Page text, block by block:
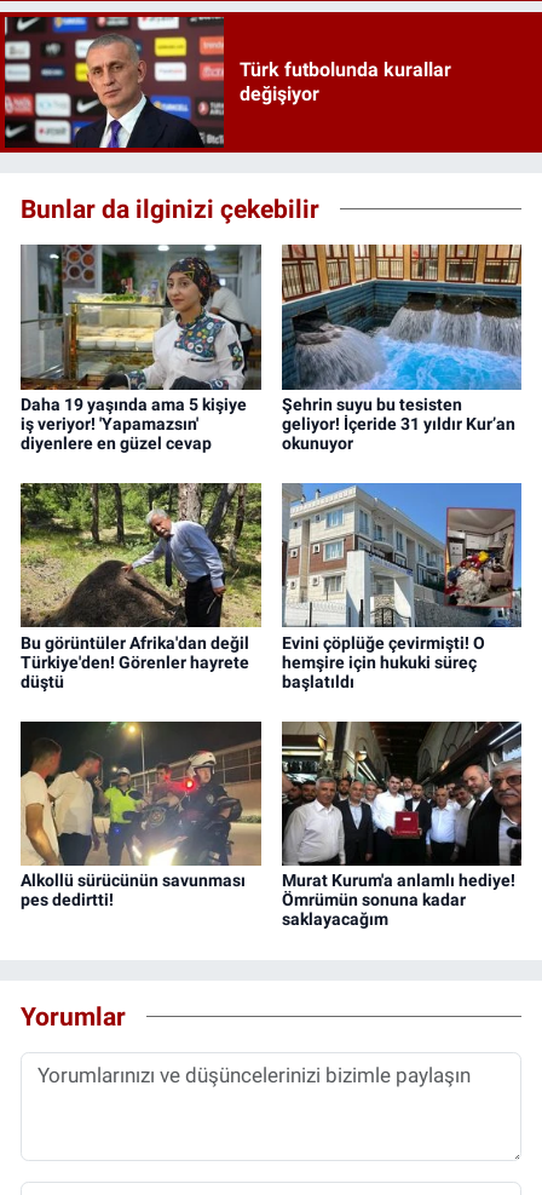
Türk futbolunda kurallar
değişiyor
Bunlar da ilginizi çekebilir
Daha 19 yaşında ama 5 kişiye
iş veriyor! 'Yapamazsın'
diyenlere en güzel cevap
Şehrin suyu bu tesisten
geliyor! İçeride 31 yıldır Kur’an
okunuyor
Bu görüntüler Afrika'dan değil
Türkiye'den! Görenler hayrete
düştü
Evini çöplüğe çevirmişti! O
hemşire için hukuki süreç
başlatıldı
Alkollü sürücünün savunması
pes dedirtti!
Murat Kurum'a anlamlı hediye!
Ömrümün sonuna kadar
saklayacağım
Yorumlar